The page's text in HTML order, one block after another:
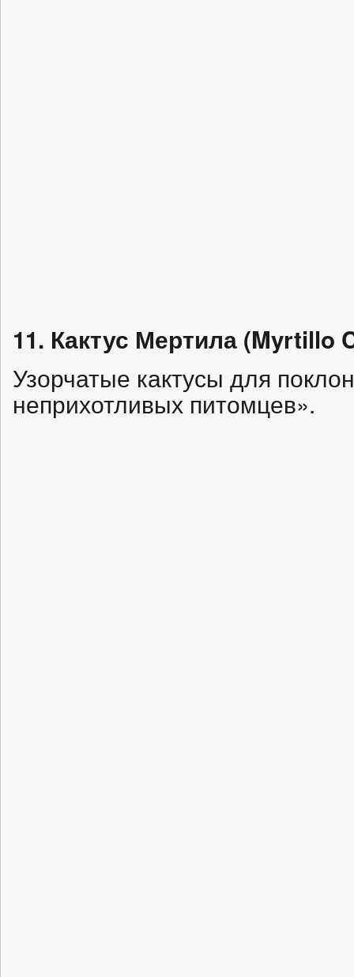
11. Кактус Мертила (Myrtillo
Узорчатые кактусы для
неприхотливых питомцев».